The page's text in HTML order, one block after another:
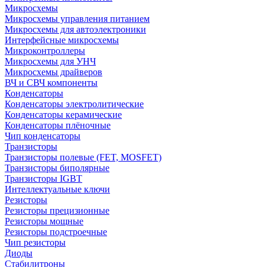
Микросхемы
Микросхемы управления питанием
Микросхемы для автоэлектроники
Интерфейсные микросхемы
Микроконтроллеры
Микросхемы для УНЧ
Микросхемы драйверов
ВЧ и СВЧ компоненты
Конденсаторы
Конденсаторы электролитические
Конденсаторы керамические
Конденсаторы плёночные
Чип конденсаторы
Транзисторы
Транзисторы полевые (FET, MOSFET)
Транзисторы биполярные
Транзисторы IGBT
Интеллектуальные ключи
Резисторы
Резисторы прецизионные
Резисторы мощные
Резисторы подстроечные
Чип резисторы
Диоды
Стабилитроны